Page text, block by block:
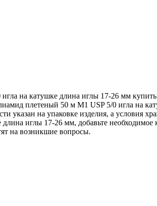
на катушке длина иглы 17-26 мм
плетеный 50 м М1 USP 5/0 игла на
указан на упаковке изделия, а условия
иглы 17-26 мм, добавьте необходимое
на возникшие вопросы.